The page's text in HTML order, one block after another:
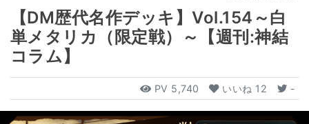
【DM歴代名作デッキ】Vol.154～白
単メタリカ（限定戦）～【週刊:神結
コラム】
PV 5,740 いいね 12 -